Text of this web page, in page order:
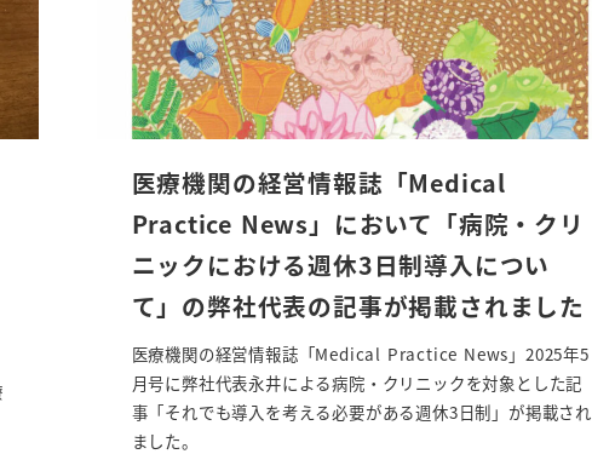
医療機関の経営情報誌「Medical
Practice News」において「病院・クリ
ニックにおける週休3日制導入につい
て」の弊社代表の記事が掲載されました
医療機関の経営情報誌「Medical Practice News」2025年5
月号に弊社代表永井による病院・クリニックを対象とした記
事「それでも導入を考える必要がある週休3日制」が掲載され
ました。